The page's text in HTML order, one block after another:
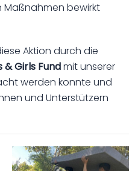
bewirkt
Aktion durch die
& Girls Fundmit unserer
werden konnte und
und Unterstützern